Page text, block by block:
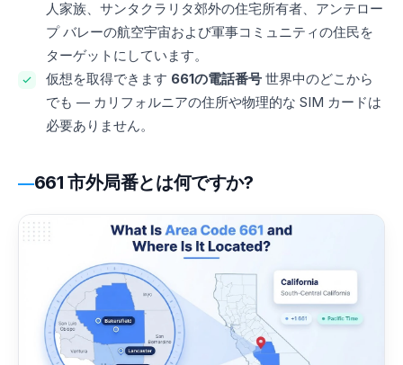
人家族、サンタクラリタ郊外の住宅所有者、アンテロー
プ バレーの航空宇宙および軍事コミュニティの住民を
ターゲットにしています。
仮想を取得できます 661の電話番号 世界中のどこから
でも — カリフォルニアの住所や物理的な SIM カードは
必要ありません。
661 市外局番とは何ですか?